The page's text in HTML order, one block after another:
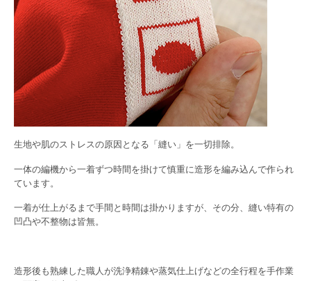
生地や肌のストレスの原因となる「縫い」を一切排除。
一体の編機から一着ずつ時間を掛けて慎重に造形を編み込んで作られ
ています。
一着が仕上がるまで手間と時間は掛かりますが、その分、縫い特有の
凹凸や不整物は皆無。
造形後も熟練した職人が洗浄精錬や蒸気仕上げなどの全行程を手作業